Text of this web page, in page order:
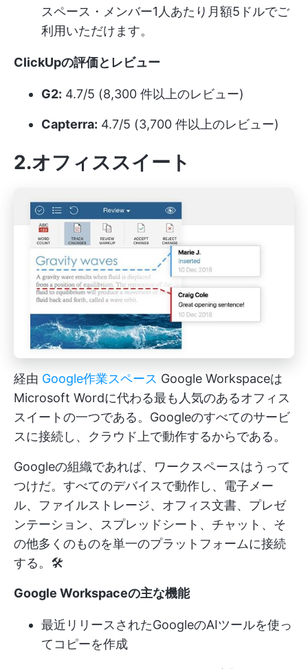
スペース・メンバー1人あたり月額5ドルでご
利用いただけます。
ClickUpの評価とレビュー
G2: 4.7/5 (8,300 件以上のレビュー)
Capterra: 4.7/5 (3,700 件以上のレビュー)
2.オフィススイート
経由 Google作業スペース Google Workspaceは
Microsoft Wordに代わる最も人気のあるオフィス
スイートの一つである。Googleのすべてのサービ
スに接続し、クラウド上で動作するからである。
Googleの組織であれば、ワークスペースはうって
つけだ。すべてのデバイスで動作し、電子メー
ル、ファイルストレージ、オフィス文書、プレゼ
ンテーション、スプレッドシート、チャット、そ
の他多くのものを単一のプラットフォームに接続
する。🛠️
Google Workspaceの主な機能
最近リリースされたGoogleのAIツールを使っ
てコピーを作成